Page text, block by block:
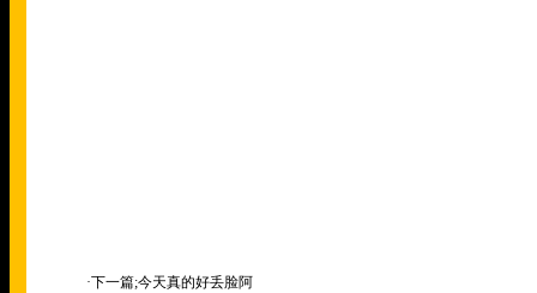
·下一篇;今天真的好丢脸阿